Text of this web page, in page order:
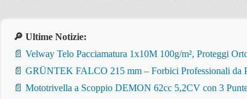
🔎 Ultime Notizie:
📄 Velway Telo Pacciamatura 1x10M 100g/m², Proteggi
📄 GRÜNTEK FALCO 215 mm – Forbici Professionali da
📄 Mototrivella a Scoppio DEMON 62cc 5,2CV con 3